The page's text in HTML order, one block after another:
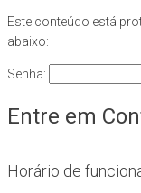
Este conteúdo está
abaixo:
Senha:
Entre em
Horário de